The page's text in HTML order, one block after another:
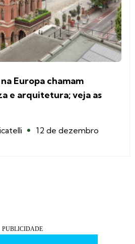
Europa chamam
e arquitetura; veja as
12 de dezembro